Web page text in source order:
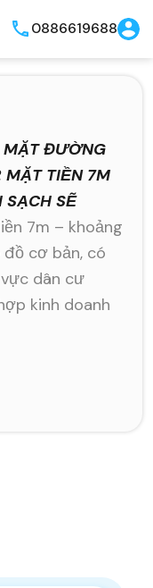
0886619688
MẶT ĐƯỜNG
MẶT TIỀN 7M
SẠCH SẼ
7m – khoảng
cơ bản, có
dân cư
kinh doanh